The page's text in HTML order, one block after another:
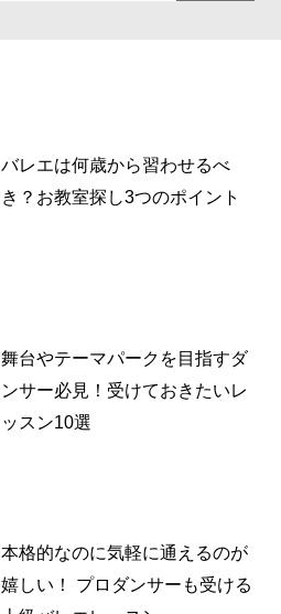
バレエは何歳から習わせるべ
き？お教室探し3つのポイント
舞台やテーマパークを目指すダ
ンサー必見！受けておきたいレ
ッスン10選
本格的なのに気軽に通えるのが
嬉しい！ プロダンサーも受ける